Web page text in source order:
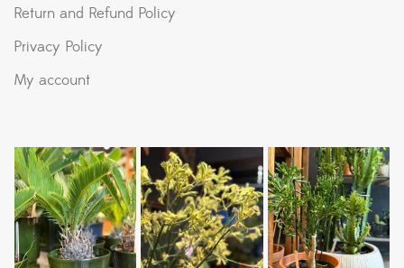
Return and Refund Policy
Privacy Policy
My account